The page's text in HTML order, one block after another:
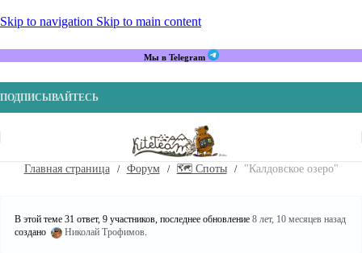
Skip to navigation Skip to main content
Мы в Telegram
ПОДПИСЫВАЙТЕСЬ
Главная страница Форум 🗺️ Споты "Калдовское озеро"
В этой теме 31 ответ, 9 участников, последнее обновление 8 лет, 10 месяцев назад
создано
Николай Трофимов.